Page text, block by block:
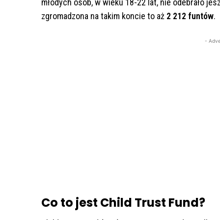
zgromadzona na takim koncie to aż 2 212 funtów.
-
Co to jest Child Trust Fund?